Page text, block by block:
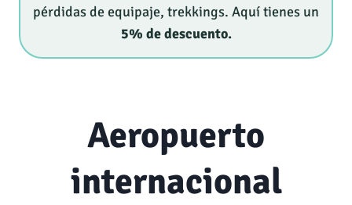
pérdidas de equipaje, trekkings. Aquí tienes un
5% de descuento.
Aeropuerto
internacional